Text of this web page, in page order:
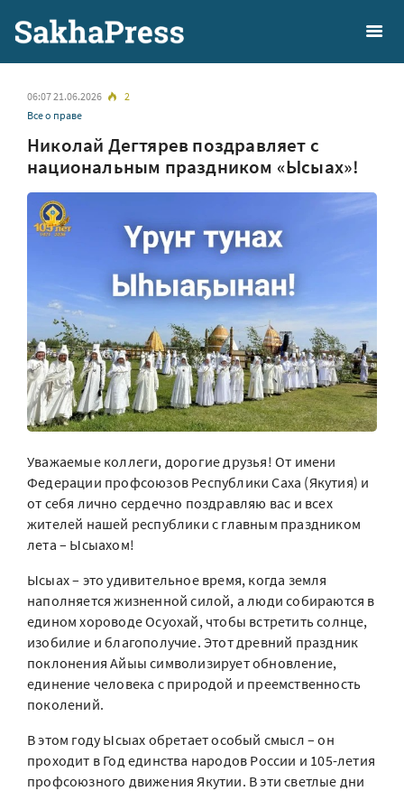
06:07 21.06.2026
2
Все о праве
Николай Дегтярев поздравляет с
национальным праздником «Ысыах»!
Уважаемые коллеги, дорогие друзья! От имени
Федерации профсоюзов Республики Саха (Якутия) и
от себя лично сердечно поздравляю вас и всех
жителей нашей республики с главным праздником
лета – Ысыахом!
Ысыах – это удивительное время, когда земля
наполняется жизненной силой, а люди собираются в
едином хороводе Осуохай, чтобы встретить солнце,
изобилие и благополучие. Этот древний праздник
поклонения Айыы символизирует обновление,
единение человека с природой и преемственность
поколений.
В этом году Ысыах обретает особый смысл – он
проходит в Год единства народов России и 105-летия
профсоюзного движения Якутии. В эти светлые дни